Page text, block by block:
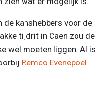
de kanshebbers voor de
tijdrit in Caen zou de
wel moeten liggen. Al is
Remco Evenepoel